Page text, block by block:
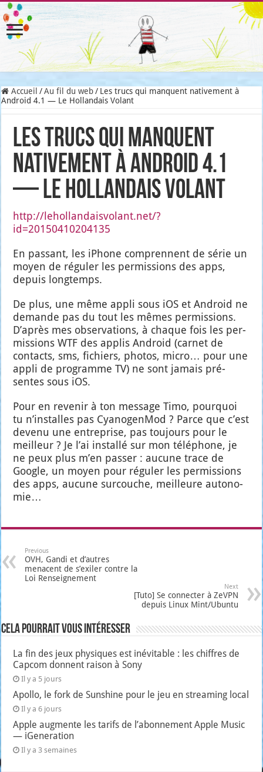
Accueil / Au fil du web / Les trucs qui manquent nativement à
Android 4.1 — Le Hollandais Volant
Les trucs qui manquent
nativement à Android 4.1
— Le Hollandais Volant
http://lehollandaisvolant.net/?
id=20150410204135
En pas­sant, les iPhone com­prennent de série un
moyen de régu­ler les per­mis­sions des apps,
depuis long­temps.
De plus, une même appli sous iOS et Android ne
demande pas du tout les mêmes per­mis­sions.
D’a­près mes obser­va­tions, à chaque fois les per­
mis­sions WTF des applis Android (car­net de
contacts, sms, fichiers, pho­tos, micro… pour une
appli de pro­gramme TV) ne sont jamais pré­
sentes sous iOS.
Pour en reve­nir à ton mes­sage Timo, pour­quoi
tu n’ins­talles pas Cya­no­gen­Mod ? Parce que c’est
deve­nu une entre­prise, pas tou­jours pour le
meilleur ? Je l’ai ins­tal­lé sur mon télé­phone, je
ne peux plus m’en pas­ser : aucune trace de
Google, un moyen pour régu­ler les per­mis­sions
des apps, aucune sur­couche, meilleure auto­no­
mie…
Previous
OVH, Gandi et d’autres
menacent de s’exiler contre la
Loi Renseignement
Next
[Tuto] Se connecter à ZeVPN
depuis Linux Mint/Ubuntu
Cela pourrait vous intéresser
La fin des jeux physiques est inévitable : les chiffres de
Capcom donnent raison à Sony
Il y a 5 jours
Apollo, le fork de Sunshine pour le jeu en streaming local
Il y a 6 jours
Apple augmente les tarifs de l’abonnement Apple Music
— iGeneration
Il y a 3 semaines